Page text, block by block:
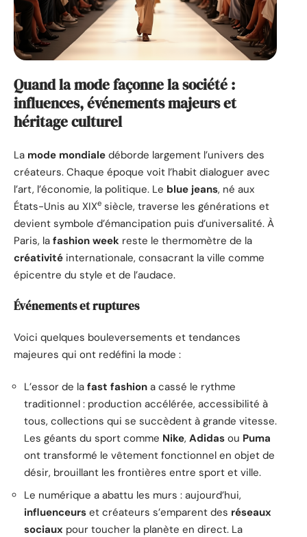
Quand la mode façonne la société :
influences, événements majeurs et
héritage culturel
La mode mondiale déborde largement l’univers des
créateurs. Chaque époque voit l’habit dialoguer avec
l’art, l’économie, la politique. Le blue jeans, né aux
États-Unis au XIXe siècle, traverse les générations et
devient symbole d’émancipation puis d’universalité. À
Paris, la fashion week reste le thermomètre de la
créativité internationale, consacrant la ville comme
épicentre du style et de l’audace.
Événements et ruptures
Voici quelques bouleversements et tendances
majeures qui ont redéfini la mode :
L’essor de la fast fashion a cassé le rythme
traditionnel : production accélérée, accessibilité à
tous, collections qui se succèdent à grande vitesse.
Les géants du sport comme Nike, Adidas ou Puma
ont transformé le vêtement fonctionnel en objet de
désir, brouillant les frontières entre sport et ville.
Le numérique a abattu les murs : aujourd’hui,
influenceurs et créateurs s’emparent des réseaux
sociaux pour toucher la planète en direct. La